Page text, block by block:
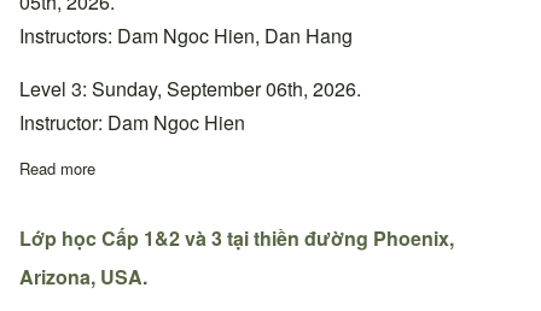
Instructors: Dam Ngoc Hien, Dan Hang
Level 3: Sunday, September 06th, 2026.
Instructor: Dam Ngoc Hien
Read more
Lớp học Cấp 1&2 và 3 tại thiền đường Phoenix,
Arizona, USA.